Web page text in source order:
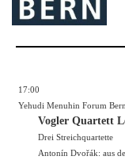
17:00
Yehudi Menuhin Forum
Vogler Quartett
Drei Streichquartette
Antonín Dvořák: aus